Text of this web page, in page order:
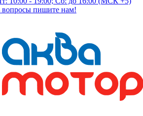
вопросы пишите нам!